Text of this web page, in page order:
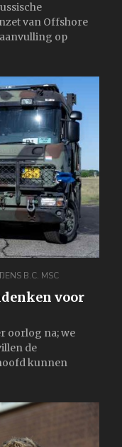
van Offshore
op
B.C. MSC
voor
oorlog na; we
de
kunnen